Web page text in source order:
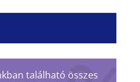
található összes